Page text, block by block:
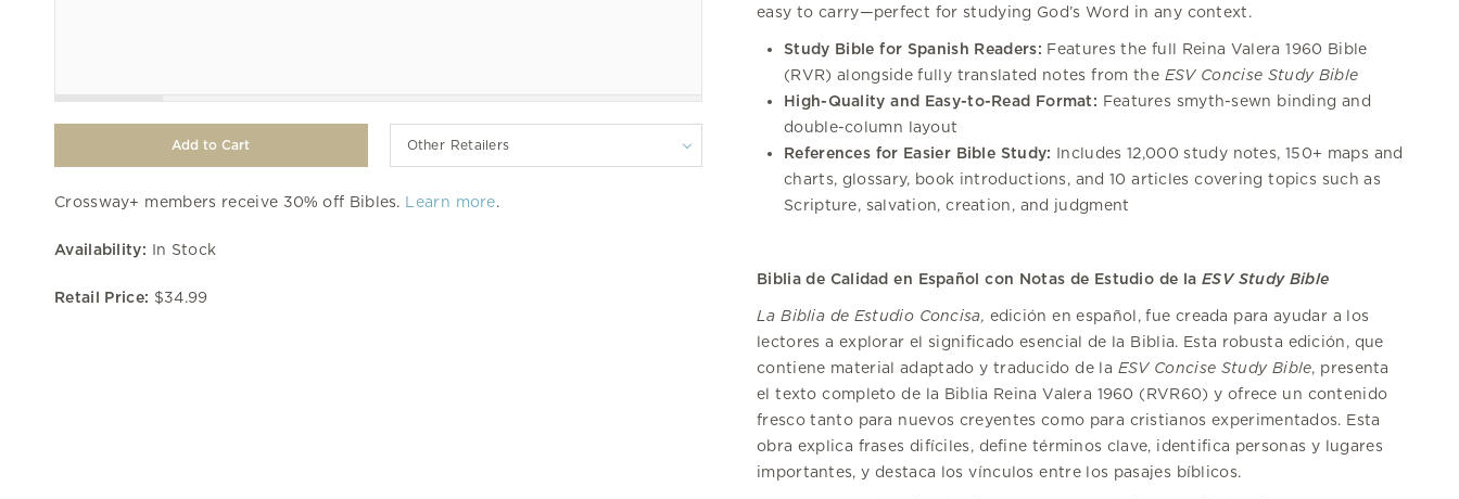
Other Retailers
Crossway+ members receive 30% off Bibles. Learn more.
Availability: In Stock
Retail Price: $34.99
easy to carry—perfect for studying God’s Word in any context.
Study Bible for Spanish Readers: Features the full Reina Valera 1960 Bible
(RVR) alongside fully translated notes from the ESV Concise Study Bible
High-Quality and Easy-to-Read Format: Features smyth-sewn binding and
double-column layout
References for Easier Bible Study: Includes 12,000 study notes, 150+ maps and
charts, glossary, book introductions, and 10 articles covering topics such as
Scripture, salvation, creation, and judgment
Biblia de Calidad en Español con Notas de Estudio de laESV Study Bible
La Biblia de Estudio Concisa, edición en español, fue creada para ayudar a los
lectores a explorar el significado esencial de la Biblia. Esta robusta edición, que
contiene material adaptado y traducido de la ESV Concise Study Bible, presenta
el texto completo de la Biblia Reina Valera 1960 (RVR60) y ofrece un contenido
fresco tanto para nuevos creyentes como para cristianos experimentados. Esta
obra explica frases difíciles, define términos clave, identifica personas y lugares
importantes, y destaca los vínculos entre los pasajes bíblicos.